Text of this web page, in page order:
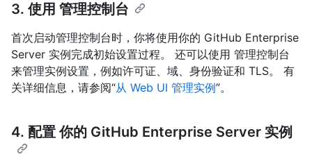
3. 使用 管理控制台
首次启动管理控制台时，你将使用你的 GitHub Enterprise
Server 实例完成初始设置过程。 还可以使用 管理控制台
来管理实例设置，例如许可证、域、身份验证和 TLS。 有
关详细信息，请参阅“从 Web UI 管理实例”。
4. 配置 你的 GitHub Enterprise Server 实例